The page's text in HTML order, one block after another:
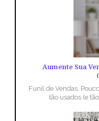
Aumente Sua
Funil de Vendas.
tão usados (e